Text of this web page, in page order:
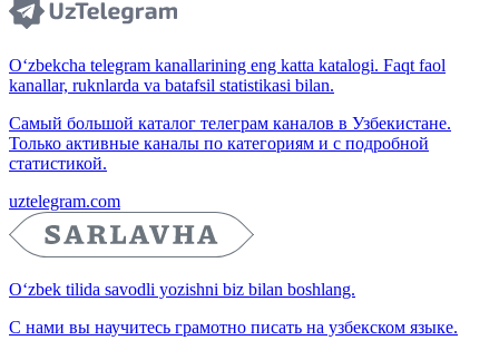
O‘zbekcha telegram kanallarining eng katta katalogi. Faqt faol
kanallar, ruknlarda va batafsil statistikasi bilan.
Самый большой каталог телеграм каналов в Узбекистане.
Только активные каналы по категориям и с подробной
статистикой.
uztelegram.com
O‘zbek tilida savodli yozishni biz bilan boshlang.
С нами вы научитесь грамотно писать на узбекском языке.